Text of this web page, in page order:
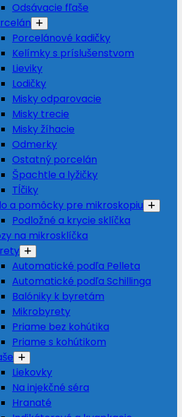
Odsávacie fľaše
Porcelánové kadičky
Kelímky s príslušenstvom
Lieviky
Lodičky
Misky odparovacie
Misky trecie
Misky žíhacie
Odmerky
Ostatný porcelán
Špachtle a lyžičky
Tĺčiky
a pomôcky pre mikroskopiu
Podložné a krycie sklíčka
na mikrosklíčka
Automatické podľa Pelleta
Automatické podľa Schillinga
Balóniky k byretám
Mikrobyrety
Priame bez kohútika
Priame s kohútikom
Liekovky
Na injekčné séra
Hranaté